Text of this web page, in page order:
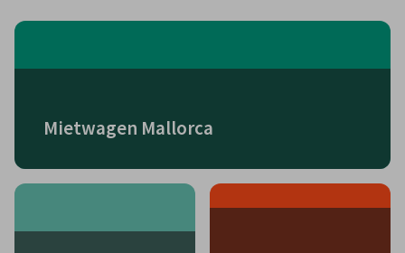
Mietwagen Mallorca